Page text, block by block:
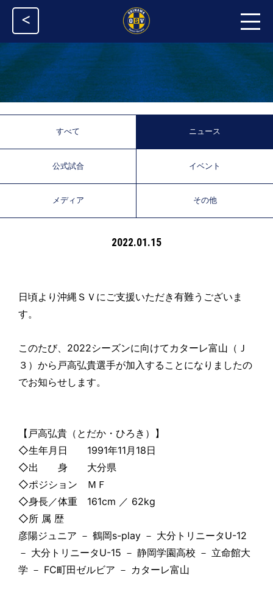
<
すべて ニュース
公式試合 イベント
メディア その他
2022.01.15
日頃より沖縄ＳＶにご支援いただき有難うございま
す。
このたび、2022シーズンに向けてカターレ富山（Ｊ
３）から戸高弘貴選手が加入することになりましたの
でお知らせします。
【戸高弘貴（とだか・ひろき）】
◇生年月日 1991年11月18日
◇出 身 大分県
◇ポジション ＭＦ
◇身長／体重 161cm ／ 62kg
◇所 属 歴
彦陽ジュニア － 鶴岡s-play － 大分トリニータU-12
－ 大分トリニータU-15 － 静岡学園高校 － 立命館大
学 － FC町田ゼルビア － カターレ富山